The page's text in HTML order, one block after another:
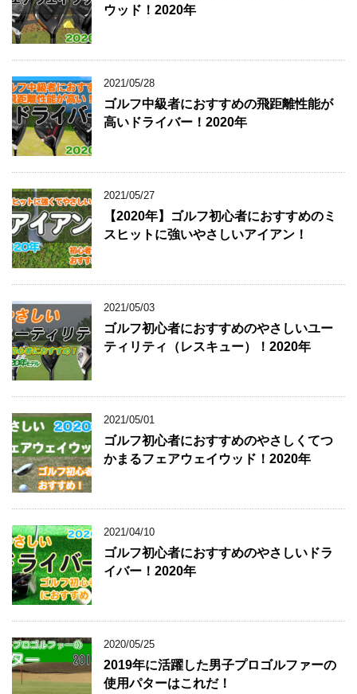
ウッド！2020年
2021/05/28
ゴルフ中級者におすすめの飛距離性能が
高いドライバー！2020年
2021/05/27
【2020年】ゴルフ初心者におすすめのミ
スヒットに強いやさしいアイアン！
2021/05/03
ゴルフ初心者におすすめのやさしいユー
ティリティ（レスキュー）！2020年
2021/05/01
ゴルフ初心者におすすめのやさしくてつ
かまるフェアウェイウッド！2020年
2021/04/10
ゴルフ初心者におすすめのやさしいドラ
イバー！2020年
2020/05/25
2019年に活躍した男子プロゴルファーの
使用パターはこれだ！